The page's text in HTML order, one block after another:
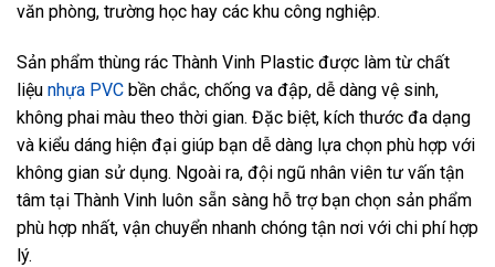
văn phòng, trường học hay các khu công nghiệp.
Sản phẩm thùng rác Thành Vinh Plastic được làm từ chất
liệu nhựa PVC bền chắc, chống va đập, dễ dàng vệ sinh,
không phai màu theo thời gian. Đặc biệt, kích thước đa dạng
và kiểu dáng hiện đại giúp bạn dễ dàng lựa chọn phù hợp với
không gian sử dụng. Ngoài ra, đội ngũ nhân viên tư vấn tận
tâm tại Thành Vinh luôn sẵn sàng hỗ trợ bạn chọn sản phẩm
phù hợp nhất, vận chuyển nhanh chóng tận nơi với chi phí hợp
lý.